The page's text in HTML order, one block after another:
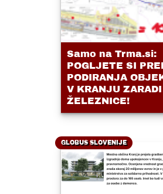
Samo na Trma.si:
POGLJETE SI
PODIRANJA
V KRANJU ZARADI
ŽELEZNICE!
GLOBUS SLOVENIJE